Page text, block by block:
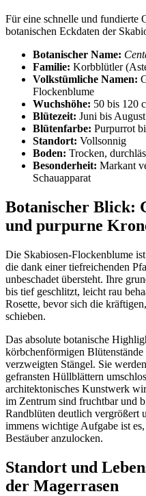
Für eine schnelle und fundierte
botanischen Eckdaten der
Botanischer Name:
Familie: Korbblütler
Volkstümliche Namen:
Flockenblume
Wuchshöhe: 50 bis 120
Blütezeit: Juni bis
Blütenfarbe: Purpurrot
Standort: Vollsonnig
Boden: Trocken,
Besonderheit: Markant
Schauapparat
Botanischer Blick:
und purpurne
Die Skabiosen-Flockenblume
die dank einer tiefreichenden
unbeschadet übersteht. Ihre
bis tief geschlitzt, leicht rau
Rosette, bevor sich die
schieben.
Das absolute botanische
körbchenförmigen
verzweigten Stängel. Sie
gefransten Hüllblättern
architektonisches Kunstwerk
im Zentrum sind fruchtbar und
Randblüten deutlich vergrößert
immens wichtige Aufgabe ist
Bestäuber anzulocken.
Standort und
der Magerrasen